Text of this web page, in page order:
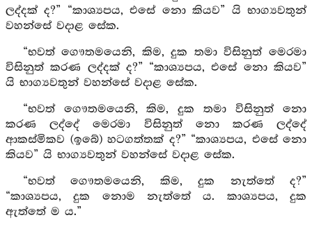
ලද්දක් ද?” “කාශ්‍යපය, එසේ නො කියව” යි භාග්‍යවතුන්
වහන්සේ වදාළ සේක.
“භවත් ගෞතමයෙනි, කිම, දුක තමා විසිනුත් මෙරමා
විසිනුත් කරණ ලද්දක් ද?” “කාශ්‍යපය, එසේ නො කියව”
යි භාග්‍යවතුන් වහන්සේ වදාළ සේක.
“භවත් ගෞතමයෙනි, කිම, දුක තමා විසිනුත් නො
කරණ ලද්දේ මෙරමා විසිනුත් නො කරණ ලද්දේ
ආකස්මිකව (ඉබේ) හටගත්තක් ද?” “කාශ්‍යපය, එසේ නො
කියව” යි භාග්‍යවතුන් වහන්සේ වදාළ සේක.
“භවත් ගෞතමයෙනි, කිම, දුක නැත්තේ ද?”
“කාශ්‍යපය, දුක නොම නැත්තේ ය. කාශ්‍යපය, දුක
ඇත්තේ ම ය.”